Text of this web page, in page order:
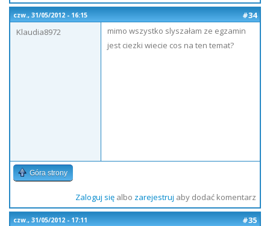
czw., 31/05/2012 - 16:15
#34
Klaudia8972
mimo wszystko slyszałam ze egzamin
jest ciezki wiecie cos na ten temat?
Góra strony
Zaloguj sięalbo zarejestruj aby dodać komentarz
czw., 31/05/2012 - 17:11
#35